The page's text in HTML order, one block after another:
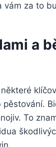
vám za to
‌a
To